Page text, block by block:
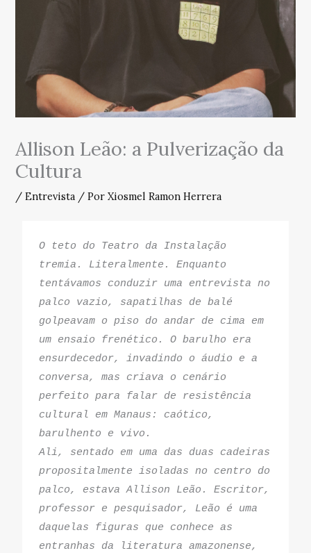
Allison Leão: a Pulverização da
Cultura
/Entrevista / PorXiosmel Ramon Herrera
O teto do Teatro da Instalação
tremia. Literalmente. Enquanto
tentávamos conduzir uma entrevista no
palco vazio, sapatilhas de balé
golpeavam o piso do andar de cima em
um ensaio frenético. O barulho era
ensurdecedor, invadindo o áudio e a
conversa, mas criava o cenário
perfeito para falar de resistência
cultural em Manaus: caótico,
barulhento e vivo.
Ali, sentado em uma das duas cadeiras
propositalmente isoladas no centro do
palco, estava Allison Leão. Escritor,
professor e pesquisador, Leão é uma
daquelas figuras que conhece as
entranhas da literatura amazonense,